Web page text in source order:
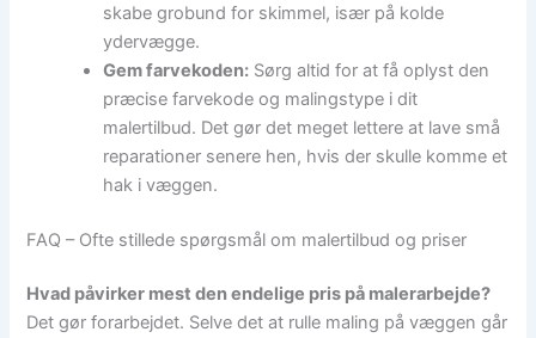
skabe grobund for skimmel, især på kolde
ydervægge.
Gem farvekoden: Sørg altid for at få oplyst den
præcise farvekode og malingstype i dit
malertilbud. Det gør det meget lettere at lave små
reparationer senere hen, hvis der skulle komme et
hak i væggen.
FAQ – Ofte stillede spørgsmål om malertilbud og priser
Hvad påvirker mest den endelige pris på malerarbejde?
Det gør forarbejdet. Selve det at rulle maling på væggen går